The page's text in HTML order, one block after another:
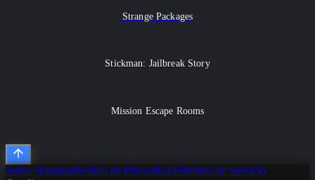
Strange Packages
Stickman: Jailbreak Story
Mission Escape Rooms
Sobre NosotrosPolítica de PrivacidadTérminos de Servicio